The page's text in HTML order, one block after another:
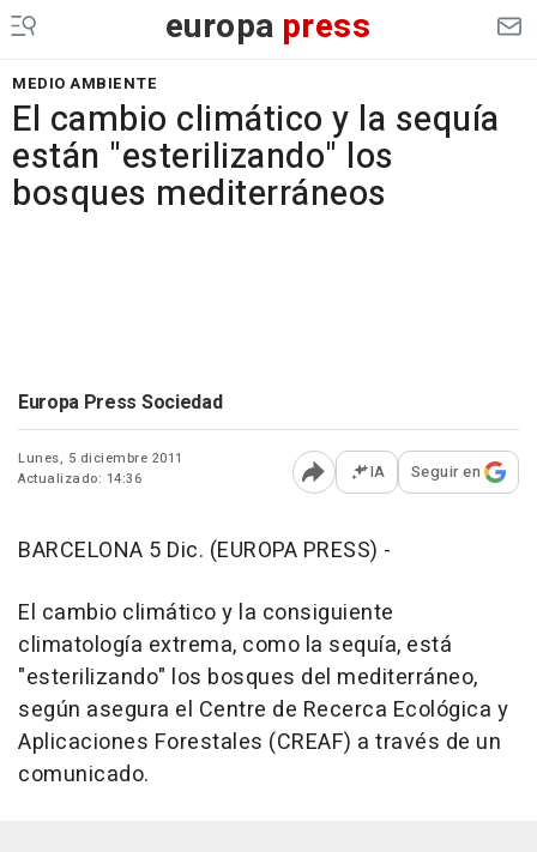
europa press
MEDIO AMBIENTE
El cambio climático y la sequía
están "esterilizando" los
bosques mediterráneos
Europa Press Sociedad
Lunes, 5 diciembre 2011
Actualizado: 14:36
Abrir opciones para
IA Seguir en
BARCELONA 5 Dic. (EUROPA PRESS) -
El cambio climático y la consiguiente
climatología extrema, como la sequía, está
"esterilizando" los bosques del mediterráneo,
según asegura el Centre de Recerca Ecológica y
Aplicaciones Forestales (CREAF) a través de un
comunicado.